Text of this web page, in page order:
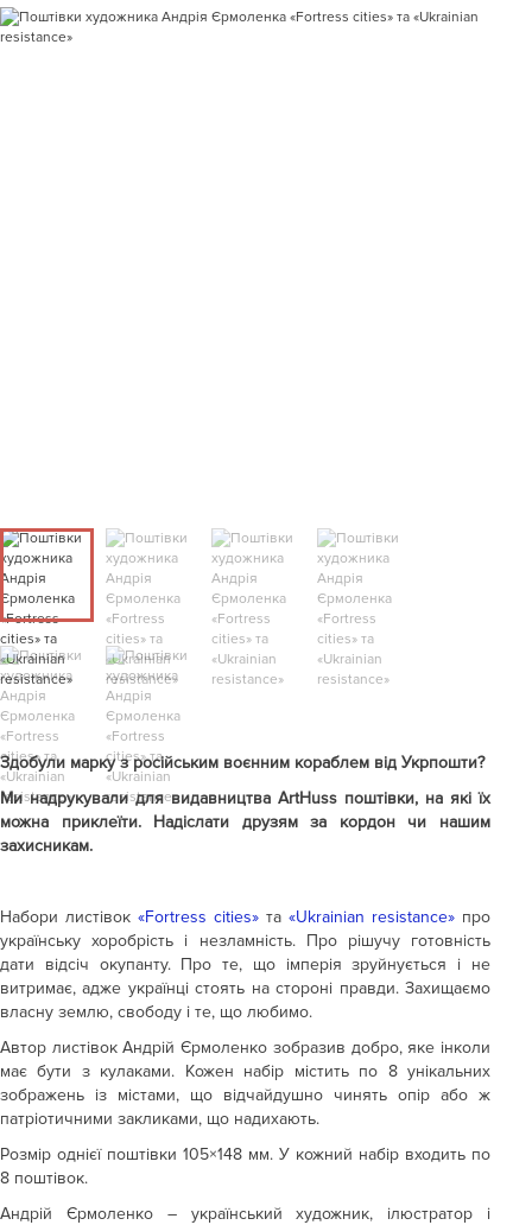
Здобули марку з російським воєнним кораблем від Укрпошти?
Ми надрукували для видавництва ArtHuss поштівки, на які їх
можна приклеїти. Надіслати друзям за кордон чи нашим
захисникам.
Набори листівок «Fortress cities» та «Ukrainian resistance» про
українську хоробрість і незламність. Про рішучу готовність
дати відсіч окупанту. Про те, що імперія зруйнується і не
витримає, адже українці стоять на стороні правди. Захищаємо
власну землю, свободу і те, що любимо.
Автор листівок Андрій Єрмоленко зобразив добро, яке інколи
має бути з кулаками. Кожен набір містить по 8 унікальних
зображень із містами, що відчайдушно чинять опір або ж
патріотичними закликами, що надихають.
Розмір однієї поштівки 105×148 мм. У кожний набір входить по
8 поштівок.
Андрій Єрмоленко – український художник, ілюстратор і